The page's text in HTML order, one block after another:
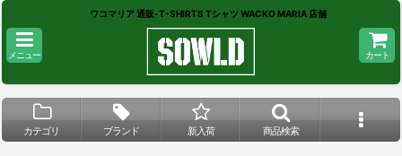
ワコマリア 通販-T-SHIRTS Tシャツ WACKO MARIA 店舗
メニュー カート
カテゴリ ブランド 新入荷 商品検索